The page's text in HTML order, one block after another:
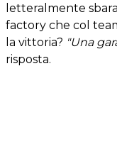
letteralmente
factory che col
la vittoria? "Una
risposta.